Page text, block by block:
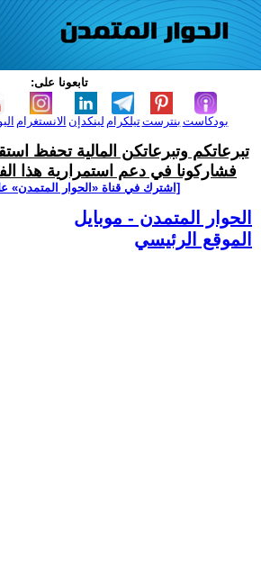
تابعونا على:
الانستغرام لينكدإن تيلكرامبنترست بودكاست
تبرعاتكم وتبرعاتكن المالية تحفظ
فشاركونا في دعم استمرارية هذا
[اشترك في قناة ‫«الحوار المتمدن»
الحوار المتمدن - موبايل
الموقع الرئيسي